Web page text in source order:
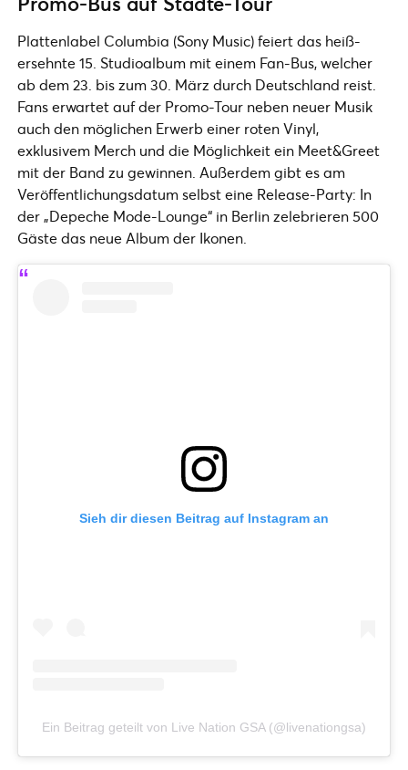
Plattenlabel Columbia (Sony Music) feiert das heiß-
ersehnte 15. Studioalbum mit einem Fan-Bus, welcher
ab dem 23. bis zum 30. März durch Deutschland reist.
Fans erwartet auf der Promo-Tour neben neuer Musik
auch den möglichen Erwerb einer roten Vinyl,
exklusivem Merch und die Möglichkeit ein Meet&Greet
mit der Band zu gewinnen. Außerdem gibt es am
Veröffentlichungsdatum selbst eine Release-Party: In
der „Depeche Mode-Lounge“ in Berlin zelebrieren 500
Gäste das neue Album der Ikonen.
Sieh dir diesen Beitrag auf Instagram an
Ein Beitrag geteilt von Live Nation GSA (@livenationgsa)